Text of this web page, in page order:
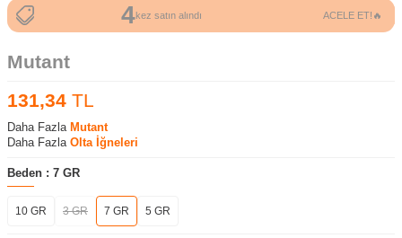
4kez satın alındı
3kez sepete eklendi ACELE ET!🔥
Mutant
131,34 TL
Daha Fazla Mutant
Daha Fazla Olta İğneleri
Beden : 7 GR
10 GR 3 GR 7 GR 5 GR